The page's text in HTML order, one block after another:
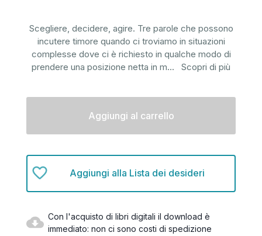
Scegliere, decidere, agire. Tre parole che possono
incutere timore quando ci troviamo in situazioni
complesse dove ci è richiesto in qualche modo di
prendere una posizione netta in m... Scopri di più
Aggiungi alla Lista dei desideri
Con l'acquisto di libri digitali il download è
immediato: non ci sono costi di spedizione